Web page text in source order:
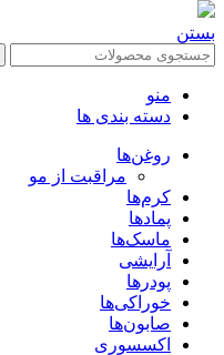
بستن
منو
دسته بندی ها
روغن‌ها
مراقبت از مو
کرم‌ها
پمادها
ماسک‌ها
آرایشی
پودرها
خوراکی‌ها
صابون‌ها
اکسسوری